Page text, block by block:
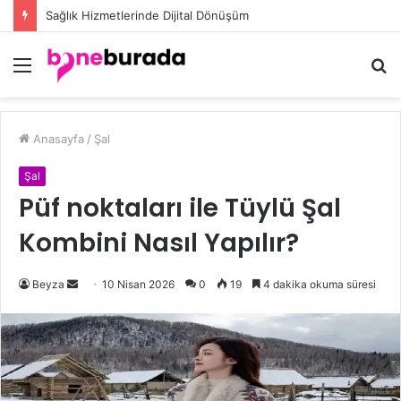
Düğün Eşarp Modelleri ile Göz Kamaştıran Şıklığın Sırları
Menü
Anasayfa / Şal
Şal
Püf noktaları ile Tüylü Şal
Kombini Nasıl Yapılır?
Beyza
r
e
-
p
10 Nisan 2026 0 19 4 dakika okuma süresi